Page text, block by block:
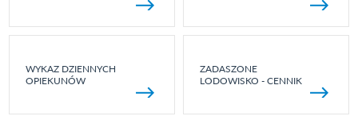
WYKAZ DZIENNYCH
OPIEKUNÓW
ZADASZONE
LODOWISKO - CENNIK